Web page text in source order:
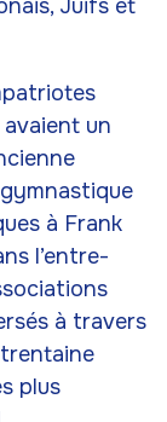
Juifs et
un
à Frank
l’entre-
à travers
trentaine
plus